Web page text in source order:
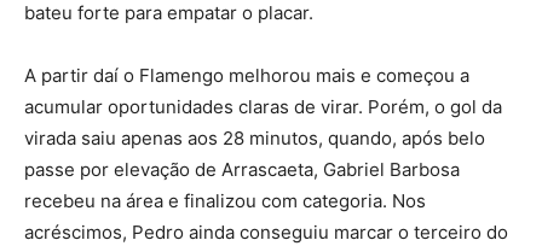
bateu forte para empatar o placar.
A partir daí o Flamengo melhorou mais e começou a
acumular oportunidades claras de virar. Porém, o gol da
virada saiu apenas aos 28 minutos, quando, após belo
passe por elevação de Arrascaeta, Gabriel Barbosa
recebeu na área e finalizou com categoria. Nos
acréscimos, Pedro ainda conseguiu marcar o terceiro do